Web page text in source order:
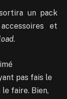
un pack
et
.
pas fais le
faire. Bien,